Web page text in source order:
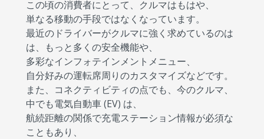
この頃の消費者にとって、クルマはもはや、
単なる移動の手段ではなくなっています。
最近のドライバーがクルマに強く求めているのは
は、もっと多くの安全機能や、
多彩なインフォテインメントメニュー、
自分好みの運転席周りのカスタマイズなどです。
また、コネクティビティの点でも、今のクルマ、
中でも電気自動車 (EV) は、
航続距離の関係で充電ステーション情報が必須な
こともあり、